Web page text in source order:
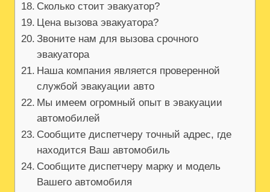
Сколько стоит эвакуатор?
Цена вызова эвакуатора?
Звоните нам для вызова срочного
эвакуатора
Наша компания является проверенной
службой эвакуации авто
Мы имеем огромный опыт в эвакуации
автомобилей
Сообщите диспетчеру точный адрес, где
находится Ваш автомобиль
Сообщите диспетчеру марку и модель
Вашего автомобиля